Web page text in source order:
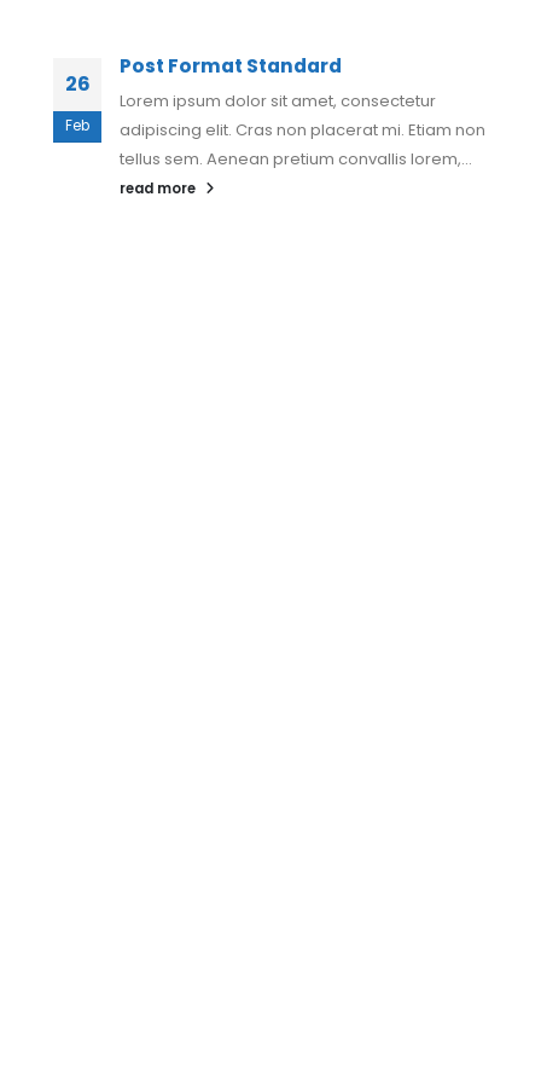
26
Feb
Post Format Standard
Lorem ipsum dolor sit amet, consectetur
adipiscing elit. Cras non placerat mi. Etiam non
tellus sem. Aenean pretium convallis lorem,...
read more